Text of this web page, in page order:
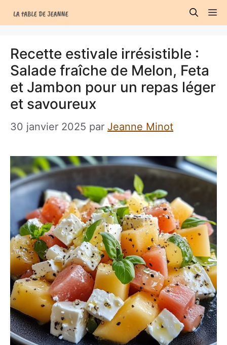
au
Recette estivale irrésistible :
Salade fraîche de Melon, Feta
et Jambon pour un repas léger
et savoureux
30 janvier 2025 par Jeanne Minot